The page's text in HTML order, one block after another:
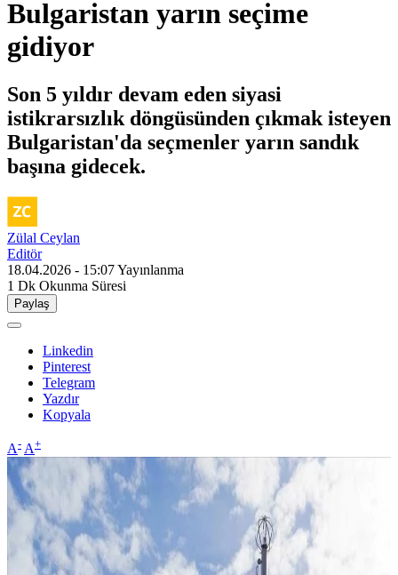
Bulgaristan yarın seçime
gidiyor
Son 5 yıldır devam eden siyasi
istikrarsızlık döngüsünden çıkmak isteyen
Bulgaristan'da seçmenler yarın sandık
başına gidecek.
Zülal Ceylan
Editör
18.04.2026 - 15:07Yayınlanma
1 Dk Okunma Süresi
Paylaş
Linkedin
Pinterest
Telegram
Yazdır
Kopyala
A- A+